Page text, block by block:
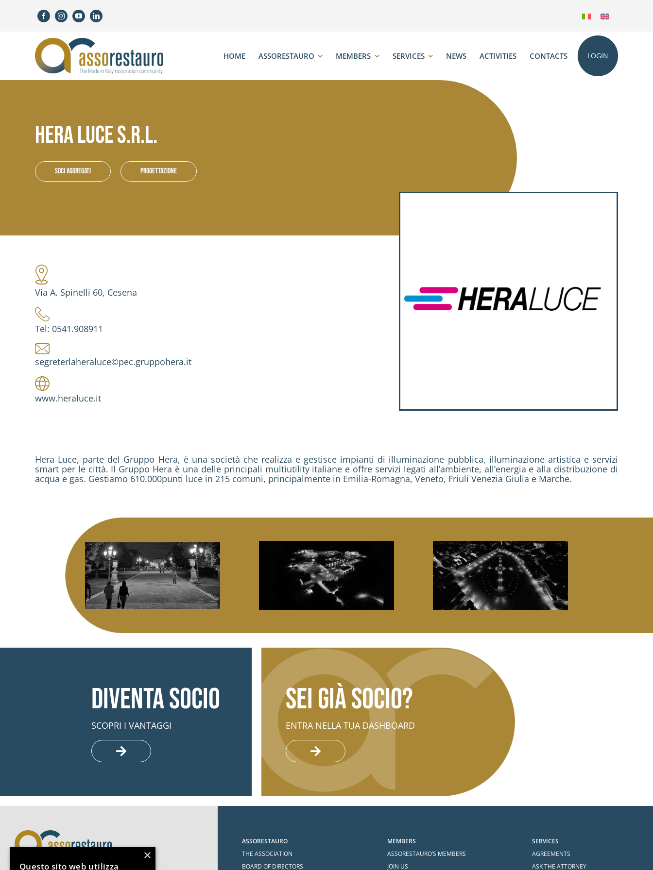
HOME ASSORESTAURO MEMBERS SERVICES NEWS ACTIVITIES CONTACTS LOGIN
HERA LUCE S.R.L.
Soci aggregati Progettazione
Via A. Spinelli 60, Cesena
Tel: 0541.908911
segreterlaheraluce©pec.gruppohera.it
www.heraluce.it
Hera Luce, parte del Gruppo Hera, è una società che realizza e gestisce impianti di illuminazione pubblica, illuminazione artistica e servizi
smart per le città. Il Gruppo Hera è una delle principali multiutility italiane e offre servizi legati all’ambiente, all’energia e alla distribuzione di
acqua e gas. Gestiamo 610.000punti luce in 215 comuni, principalmente in Emilia-Romagna, Veneto, Friuli Venezia Giulia e Marche.
Diventa socio
SCOPRI I VANTAGGI
Sei già socio?
ENTRA NELLA TUA DASHBOARD
ASSORESTAURO
THE ASSOCIATION
BOARD OF DIRECTORS
MEMBERS
ASSORESTAURO’S MEMBERS
JOIN US
SERVICES
AGREEMENTS
ASK THE ATTORNEY
×
Questo sito web utilizza